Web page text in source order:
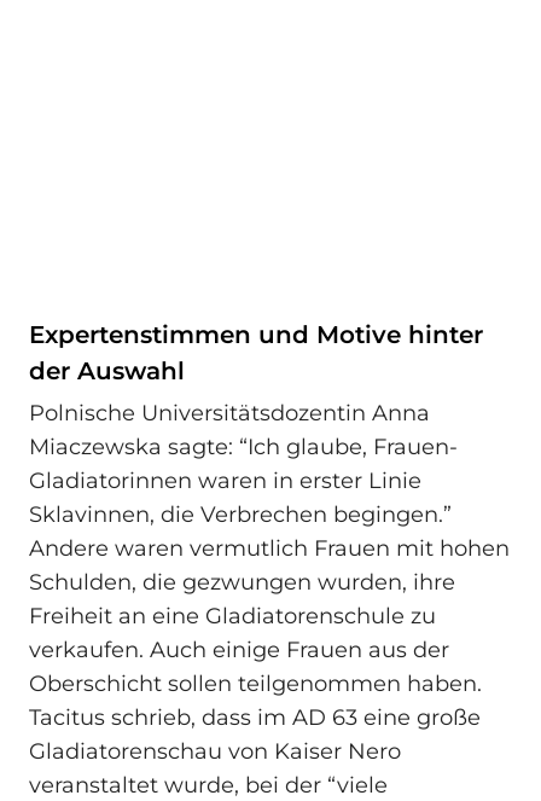
Expertenstimmen und Motive hinter
der Auswahl
Polnische Universitätsdozentin Anna
Miaczewska sagte: “Ich glaube, Frauen-
Gladiatorinnen waren in erster Linie
Sklavinnen, die Verbrechen begingen.”
Andere waren vermutlich Frauen mit hohen
Schulden, die gezwungen wurden, ihre
Freiheit an eine Gladiatorenschule zu
verkaufen. Auch einige Frauen aus der
Oberschicht sollen teilgenommen haben.
Tacitus schrieb, dass im AD 63 eine große
Gladiatorenschau von Kaiser Nero
veranstaltet wurde, bei der “viele